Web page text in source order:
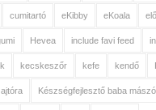
cumitartó eKibby eKoala
Hevea include favi feed
kecskeszőr kefe kendő
Készségfejlesztő baba